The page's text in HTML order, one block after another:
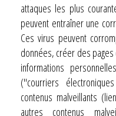
attaques les plus
peuvent entraîner une
Ces virus peuvent
données, créer des
informations
("courriers
contenus malveillants
autres contenus